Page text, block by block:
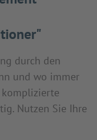
durch den
und wo immer
komplizierte
Nutzen Sie Ihre